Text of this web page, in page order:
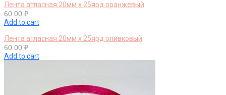
Лента атласная 20мм х 25ярд оранжевый
60.00 ₽
Add to cart
Лента атласная 20мм х 25ярд оливковый
60.00 ₽
Add to cart